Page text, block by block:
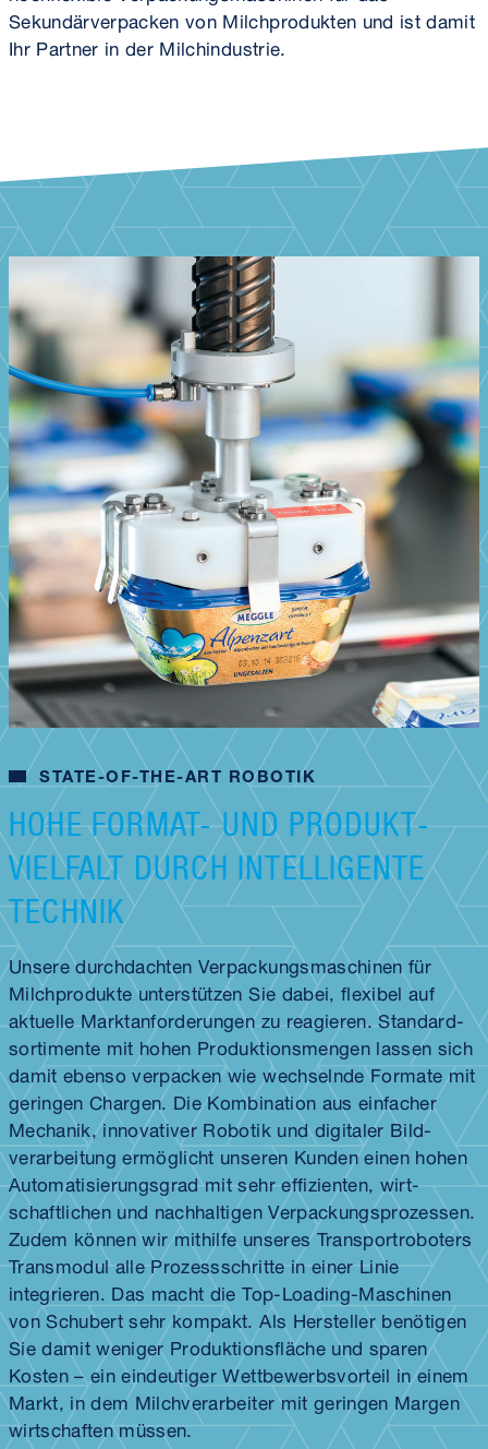
Sekundärverpacken von Milchprodukten und ist damit
Ihr Partner in der Milchindustrie.
STATE-OF-THE-ART ROBOTIK
HOHE FORMAT- UND PRODUKT­
VIELFALT DURCH INTELLIGENTE
TECHNIK
Unsere durch­dachten Verpackungs­maschinen für
Milch­produkte unterstützen Sie dabei, flexibel auf
aktuelle Markt­anforderungen zu reagieren. Standard­
sortimente mit hohen Produktions­mengen lassen sich
damit ebenso verpacken wie wechselnde Formate mit
geringen Chargen. Die Kombination aus einfacher
Mechanik, innovativer Robotik und digitaler Bild­
verarbeitung ermöglicht unseren Kunden einen hohen
Automatisierungs­grad mit sehr effizienten, wirt­
schaftlichen und nach­haltigen Verpackungs­prozessen.
Zudem können wir mithilfe unseres Transport­roboters
Transmodul alle Prozess­schritte in einer Linie
integrieren. Das macht die Top-Loading-Maschinen
von Schubert sehr kompakt. Als Hersteller benötigen
Sie damit weniger Produktions­fläche und sparen
Kosten – ein eindeutiger Wett­bewerbs­vorteil in einem
Markt, in dem Milch­verarbeiter mit geringen Margen
wirtschaften müssen.